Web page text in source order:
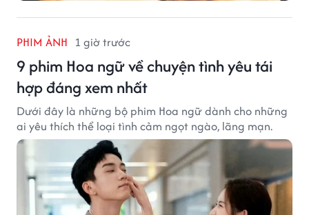
PHIM ẢNH 1 giờ trước
9 phim Hoa ngữ về chuyện tình yêu tái
hợp đáng xem nhất
Dưới đây là những bộ phim Hoa ngữ dành cho những
ai yêu thích thể loại tình cảm ngọt ngào, lãng mạn.